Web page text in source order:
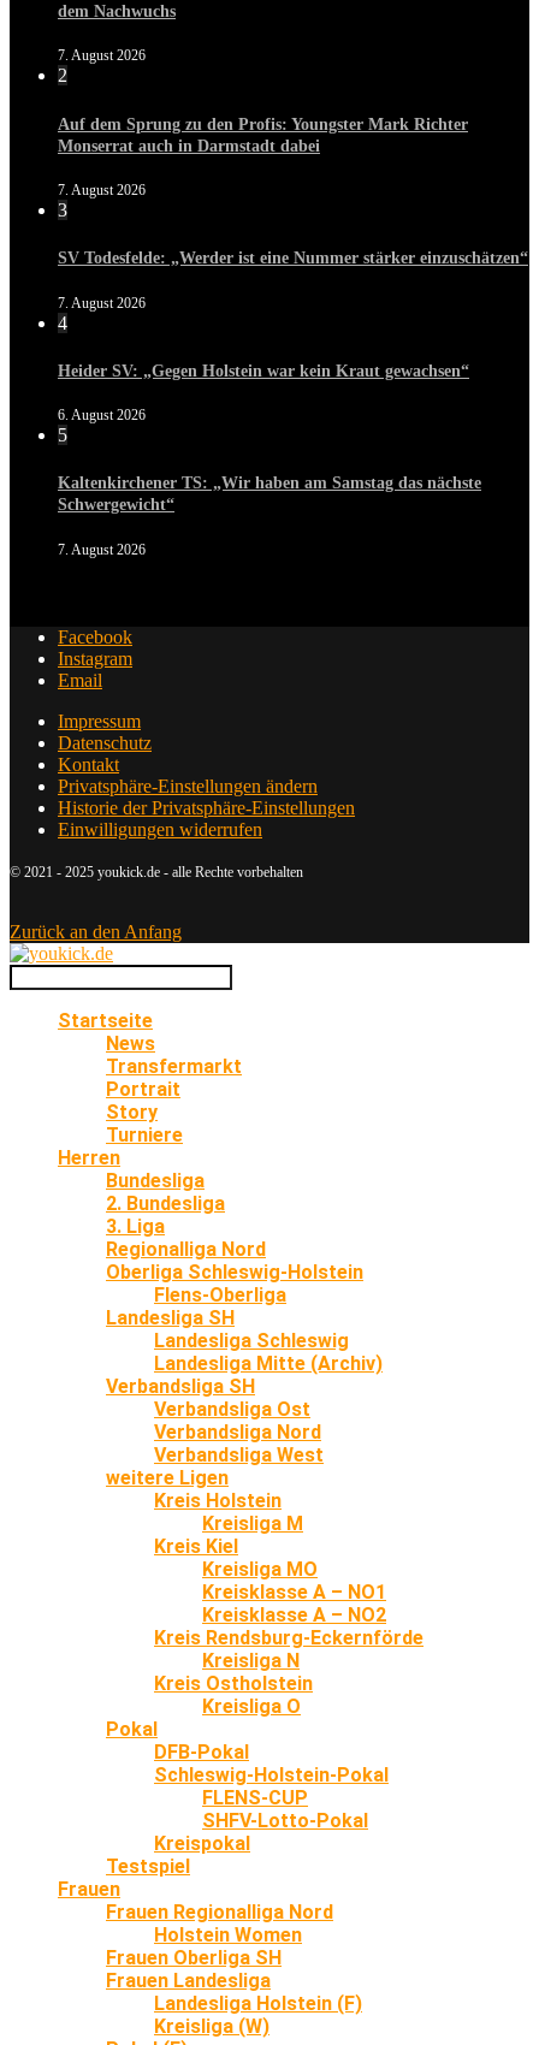
dem Nachwuchs
7. August 2026
2
Auf dem Sprung zu den Profis: Youngster Mark Richter
Monserrat auch in Darmstadt dabei
7. August 2026
3
SV Todesfelde: „Werder ist eine Nummer stärker einzuschätzen“
7. August 2026
4
Heider SV: „Gegen Holstein war kein Kraut gewachsen“
6. August 2026
5
Kaltenkirchener TS: „Wir haben am Samstag das nächste
Schwergewicht“
7. August 2026
Facebook
Instagram
Email
Impressum
Datenschutz
Kontakt
Privatsphäre-Einstellungen ändern
Historie der Privatsphäre-Einstellungen
Einwilligungen widerrufen
© 2021 - 2025 youkick.de - alle Rechte vorbehalten
Zurück an den Anfang
Startseite
News
Transfermarkt
Portrait
Story
Turniere
Herren
Bundesliga
2. Bundesliga
3. Liga
Regionalliga Nord
Oberliga Schleswig-Holstein
Flens-Oberliga
Landesliga SH
Landesliga Schleswig
Landesliga Mitte (Archiv)
Verbandsliga SH
Verbandsliga Ost
Verbandsliga Nord
Verbandsliga West
weitere Ligen
Kreis Holstein
Kreisliga M
Kreis Kiel
Kreisliga MO
Kreisklasse A – NO1
Kreisklasse A – NO2
Kreis Rendsburg-Eckernförde
Kreisliga N
Kreis Ostholstein
Kreisliga O
Pokal
DFB-Pokal
Schleswig-Holstein-Pokal
FLENS-CUP
SHFV-Lotto-Pokal
Kreispokal
Testspiel
Frauen
Frauen Regionalliga Nord
Holstein Women
Frauen Oberliga SH
Frauen Landesliga
Landesliga Holstein (F)
Kreisliga (W)